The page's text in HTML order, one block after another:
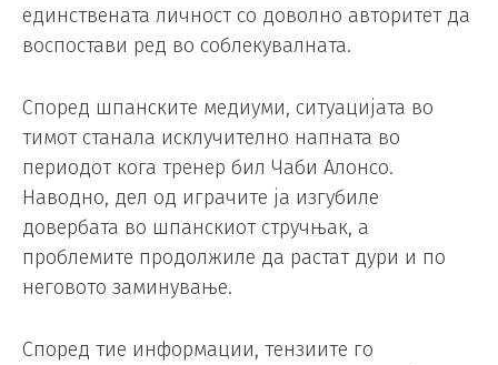
единствената личност со доволно авторитет да
воспостави ред во соблекувалната.
Според шпанските медиуми, ситуацијата во
тимот станала исклучително напната во
периодот кога тренер бил Чаби Алонсо.
Наводно, дел од играчите ја изгубиле
довербата во шпанскиот стручњак, а
проблемите продолжиле да растат дури и по
неговото заминување.
Според тие информации, тензиите го